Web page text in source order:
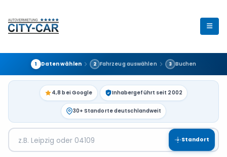
1 Daten wählen 2 Fahrzeug auswählen 3 Buchen
4,8 bei Google Inhabergeführt seit 2002
30+ Standorte deutschlandweit
Standort